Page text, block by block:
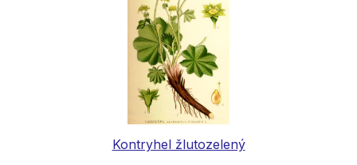
Kontryhel žlutozelený